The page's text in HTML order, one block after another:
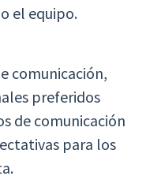
el equipo.
comunicación,
preferidos
de comunicación
para los